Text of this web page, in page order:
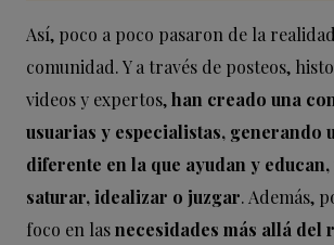
Así, poco a poco pasaron de la
comunidad. Y a través de posteos,
videos y expertos,han creado una
usuarias y especialistas, generando
diferente en la que ayudan y
saturar, idealizar o juzgar. Además,
foco en lasnecesidades más allá del